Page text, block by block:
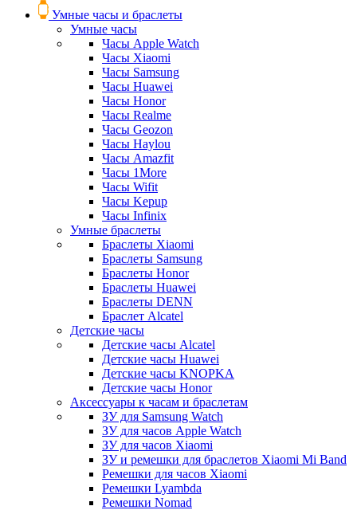
Умные часы и браслеты
Умные часы
Часы Apple Watch
Часы Xiaomi
Часы Samsung
Часы Huawei
Часы Honor
Часы Realme
Часы Geozon
Часы Haylou
Часы Amazfit
Часы 1More
Часы Wifit
Часы Kepup
Часы Infinix
Умные браслеты
Браслеты Xiaomi
Браслеты Samsung
Браслеты Honor
Браслеты Huawei
Браслеты DENN
Браслет Alcatel
Детские часы
Детские часы Alcatel
Детские часы Huawei
Детские часы KNOPKA
Детские часы Honor
Аксессуары к часам и браслетам
ЗУ для Samsung Watch
ЗУ для часов Apple Watch
ЗУ для часов Xiaomi
ЗУ и ремешки для браслетов Xiaomi Mi Band
Ремешки для часов Xiaomi
Ремешки Lyambda
Ремешки Nomad